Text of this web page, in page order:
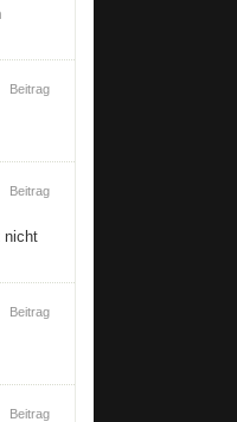
Beitrag
Beitrag
nicht
Beitrag
Beitrag